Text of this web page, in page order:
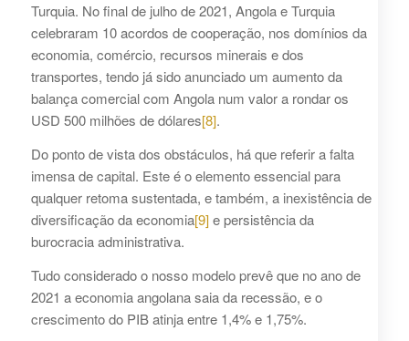
Turquia. No final de julho de 2021, Angola e Turquia
celebraram 10 acordos de cooperação, nos domínios da
economia, comércio, recursos minerais e dos
transportes, tendo já sido anunciado um aumento da
balança comercial com Angola num valor a rondar os
USD 500 milhões de dólares[8].
Do ponto de vista dos obstáculos, há que referir a falta
imensa de capital. Este é o elemento essencial para
qualquer retoma sustentada, e também, a inexistência de
diversificação da economia[9]e persistência da
burocracia administrativa.
Tudo considerado o nosso modelo prevê que no ano de
2021 a economia angolana saia da recessão, e o
crescimento do PIB atinja entre 1,4% e 1,75%.